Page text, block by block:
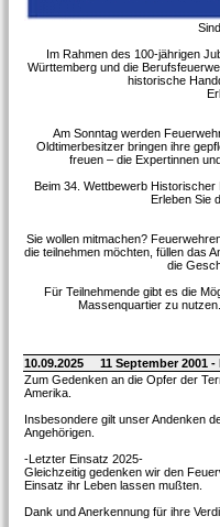
Im Rahmen des 100-jährigen
Württemberg und die
historische
Am Sonntag werden
Oldtimerbesitzer bringen ihre
freuen – die Expertinnen
Beim 34. Wettbewerb
Erleben Sie
Sie wollen mitmachen?
die teilnehmen möchten, füllen das
die
Für Teilnehmende gibt es die
Massenquartier zu
10.09.2025
11 September 2001
Zum Gedenken an die Opfer der
Amerika.
Insbesondere gilt unser Andenken
Angehörigen.
-Letzter Einsatz 2025-
Gleichzeitig gedenken wir den
Einsatz ihr Leben lassen mußten.
Dank und Anerkennung für ihre